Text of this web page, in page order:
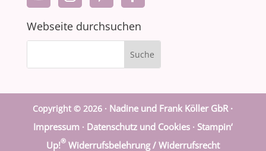
Webseite durchsuchen
Copyright © 2026 · Nadine und Frank Köller GbR ·
Impressum· Datenschutz und Cookies· Stampin‘
Up!®Widerrufsbelehrung / Widerrufsrecht